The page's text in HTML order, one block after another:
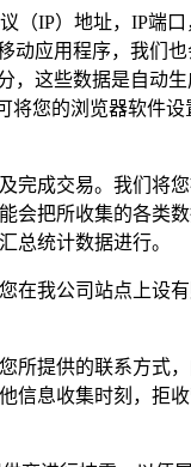
IP）地址，IP端口
动应用程序，我们
，这些数据是自动
您的浏览器软件
完成交易。我们将
会把所收集的各类
总统计数据进行。
在我公司站点上设
提供的联系方式
信息收集时刻，拒